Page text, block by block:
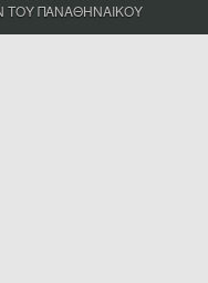
ΤΟΥ ΠΑΝΑΘΗΝΑΙΚΟΥ